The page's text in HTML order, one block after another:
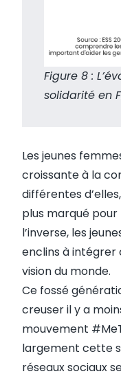
Figure 8 :
solidarité en
Les jeunes
croissante à la
différentes
plus marqué
l’inverse, les
enclins à intégrer
vision du monde.
Ce fossé
creuser il y a
mouvement
largement cette
réseaux sociaux